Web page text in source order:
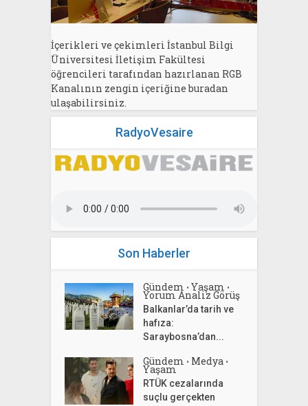
İçerikleri ve çekimleri İstanbul Bilgi
Üniversitesi İletişim Fakültesi
öğrencileri tarafından hazırlanan RGB
Kanalının zengin içeriğine buradan
ulaşabilirsiniz.
RadyoVesaire
Son Haberler
Gündem • Yaşam •
Yorum Analiz Görüş
Balkanlar’da tarih ve
hafıza:
Saraybosna’dan...
Gündem • Medya •
Yaşam
RTÜK cezalarında
suçlu gerçekten